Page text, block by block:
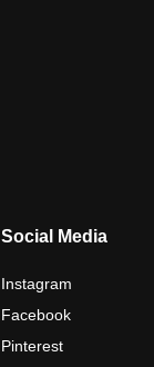
Social Media
Instagram
Facebook
Pinterest